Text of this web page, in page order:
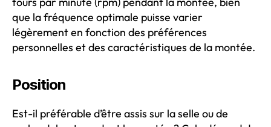
que la fréquence optimale puisse varier
légèrement en fonction des préférences
personnelles et des caractéristiques de la montée.
Position
Est-il préférable d’être assis sur la selle ou de